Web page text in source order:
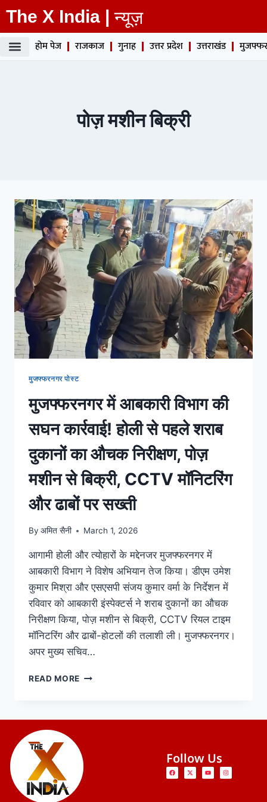
The X India | न्यूज़
होम पेज राजकाज गुनाह उत्तर प्रदेश उत्तराखंड
पोज़ मशीन बिक्री
मुजफ्फरनगर पोस्ट
मुजफ्फरनगर में आबकारी विभाग की
सघन कार्रवाई! होली से पहले शराब
दुकानों का औचक निरीक्षण, पोज़
मशीन से बिक्री, CCTV मॉनिटरिंग
और ढाबों पर सख्ती
By अमित सैनी March 1, 2026
आगामी होली और त्योहारों के मद्देनजर मुजफ्फरनगर में
आबकारी विभाग ने विशेष अभियान तेज किया। डीएम उमेश
कुमार मिश्रा और एसएसपी संजय कुमार वर्मा के निर्देशन में
रविवार को आबकारी इंस्पेक्टर्स ने शराब दुकानों का औचक
निरीक्षण किया, पोज़ मशीन से बिक्री, CCTV रियल टाइम
मॉनिटरिंग और ढाबों-होटलों की तलाशी ली। मुजफ्फरनगर।
अपर मुख्य सचिव…
READ MORE
Follow Us